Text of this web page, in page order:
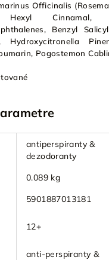
Officinalis
Cinnamal,
Benzyl
Hydroxycitronella
Pogostemon
antiperspiranty &
dezodoranty
0.089 kg
5901887013181
12+
anti-perspiranty &